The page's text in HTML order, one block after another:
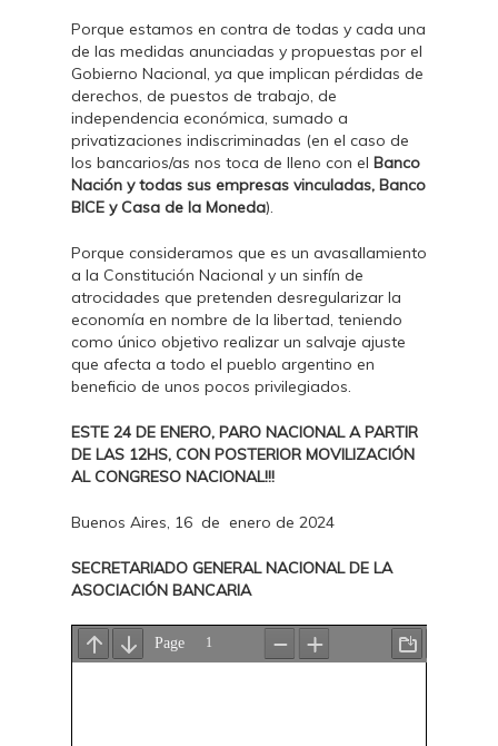
Porque estamos en contra de todas y cada una
de las medidas anunciadas y propuestas por el
Gobierno Nacional, ya que implican pérdidas de
derechos, de puestos de trabajo, de
independencia económica, sumado a
privatizaciones indiscriminadas (en el caso de
los bancarios/as nos toca de lleno con el Banco
Nación y todas sus empresas vinculadas, Banco
BICE y Casa de la Moneda).
Porque consideramos que es un avasallamiento
a la Constitución Nacional y un sinfín de
atrocidades que pretenden desregularizar la
economía en nombre de la libertad, teniendo
como único objetivo realizar un salvaje ajuste
que afecta a todo el pueblo argentino en
beneficio de unos pocos privilegiados.
ESTE 24 DE ENERO, PARO NACIONAL A PARTIR
DE LAS 12HS, CON POSTERIOR MOVILIZACIÓN
AL CONGRESO NACIONAL!!!
Buenos Aires, 16 de enero de 2024
SECRETARIADO GENERAL NACIONAL DE LA
ASOCIACIÓN BANCARIA